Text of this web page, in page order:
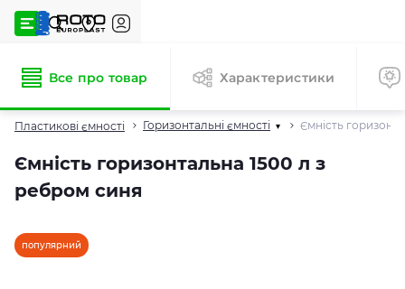
Пластикові ємності Горизонтальні ємності ▾ Ємність
Ємність горизонтальна 1500 л з
ребром синя
Все про товар Характеристики
популярний